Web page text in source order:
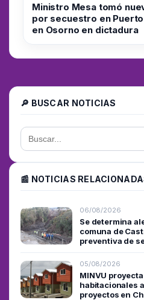
Ministro Mesa tomó
por secuestro en
en Osorno en dictadura
🔎 BUSCAR NOTICIAS
📰 NOTICIAS
06/08/2026
Se determina
comuna de
preventiva de
05/08/2026
MINVU
habitacionales
proyectos en